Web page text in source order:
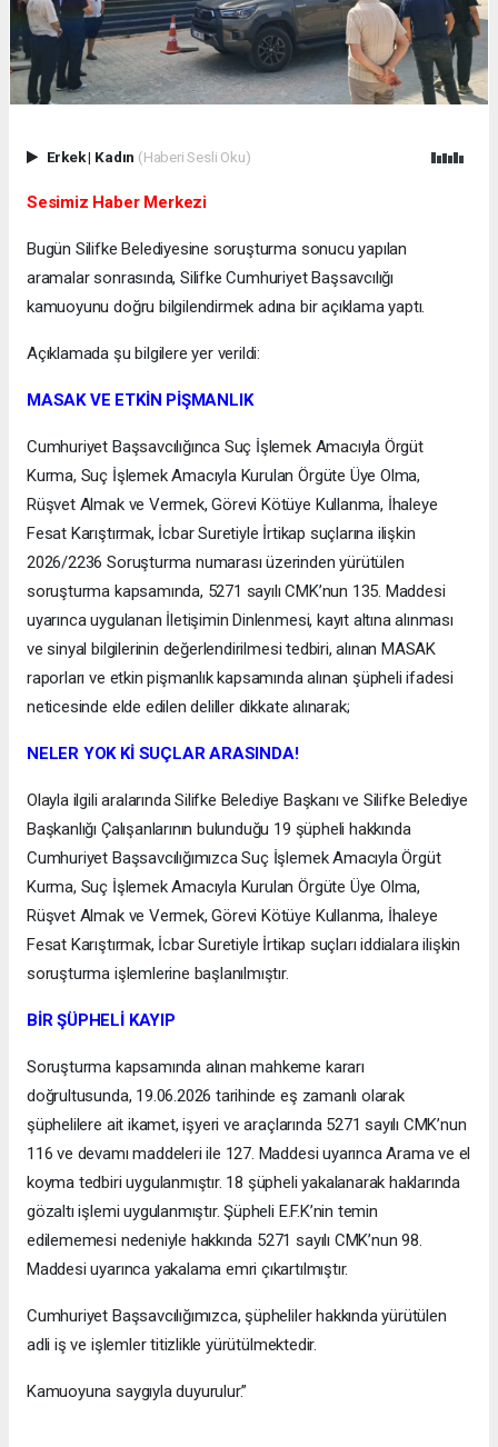
Erkek| Kadın (Haberi Sesli Oku)
Sesimiz Haber Merkezi
Bugün Silifke Belediyesine soruşturma sonucu yapılan
aramalar sonrasında, Silifke Cumhuriyet Başsavcılığı
kamuoyunu doğru bilgilendirmek adına bir açıklama yaptı.
Açıklamada şu bilgilere yer verildi:
MASAK VE ETKİN PİŞMANLIK
Cumhuriyet Başsavcılığınca Suç İşlemek Amacıyla Örgüt
Kurma, Suç İşlemek Amacıyla Kurulan Örgüte Üye Olma,
Rüşvet Almak ve Vermek, Görevi Kötüye Kullanma, İhaleye
Fesat Karıştırmak, İcbar Suretiyle İrtikap suçlarına ilişkin
2026/2236 Soruşturma numarası üzerinden yürütülen
soruşturma kapsamında, 5271 sayılı CMK’nun 135. Maddesi
uyarınca uygulanan İletişimin Dinlenmesi, kayıt altına alınması
ve sinyal bilgilerinin değerlendirilmesi tedbiri, alınan MASAK
raporları ve etkin pişmanlık kapsamında alınan şüpheli ifadesi
neticesinde elde edilen deliller dikkate alınarak;
NELER YOK Kİ SUÇLAR ARASINDA!
Olayla ilgili aralarında Silifke Belediye Başkanı ve Silifke Belediye
Başkanlığı Çalışanlarının bulunduğu 19 şüpheli hakkında
Cumhuriyet Başsavcılığımızca Suç İşlemek Amacıyla Örgüt
Kurma, Suç İşlemek Amacıyla Kurulan Örgüte Üye Olma,
Rüşvet Almak ve Vermek, Görevi Kötüye Kullanma, İhaleye
Fesat Karıştırmak, İcbar Suretiyle İrtikap suçları iddialara ilişkin
soruşturma işlemlerine başlanılmıştır.
BİR ŞÜPHELİ KAYIP
Soruşturma kapsamında alınan mahkeme kararı
doğrultusunda, 19.06.2026 tarihinde eş zamanlı olarak
şüphelilere ait ikamet, işyeri ve araçlarında 5271 sayılı CMK’nun
116 ve devamı maddeleri ile 127. Maddesi uyarınca Arama ve el
koyma tedbiri uygulanmıştır. 18 şüpheli yakalanarak haklarında
gözaltı işlemi uygulanmıştır. Şüpheli E.F.K’nin temin
edilememesi nedeniyle hakkında 5271 sayılı CMK’nun 98.
Maddesi uyarınca yakalama emri çıkartılmıştır.
Cumhuriyet Başsavcılığımızca, şüpheliler hakkında yürütülen
adli iş ve işlemler titizlikle yürütülmektedir.
Kamuoyuna saygıyla duyurulur.”